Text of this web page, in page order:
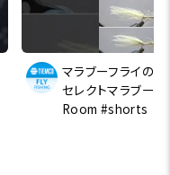
マラブーフライの
セレクトマラブー
Room #shorts